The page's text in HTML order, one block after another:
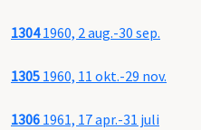
13041960, 2 aug.-30 sep.
1305 1960, 11 okt.-29 nov.
1306 1961, 17 apr.-31 juli